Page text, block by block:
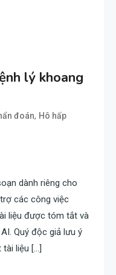
lý khoang
đoán, Hô hấp
dành riêng cho
các công việc
liệu được tóm tắt và
Quý độc giả lưu ý
liệu […]